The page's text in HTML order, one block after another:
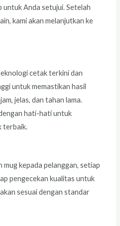
untuk Anda setujui. Setelah
kami akan melanjutkan ke
cetak terkini dan
untuk memastikan hasil
jelas, dan tahan lama.
hati-hati untuk
terbaik.
mug kepada pelanggan, setiap
pengecekan kualitas untuk
sesuai dengan standar